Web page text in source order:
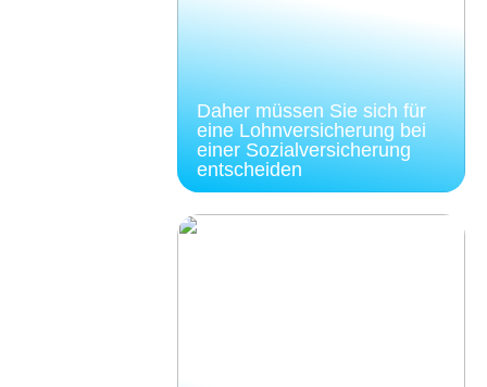
Daher müssen Sie sich für
eine Lohnversicherung bei
einer Sozialversicherung
entscheiden